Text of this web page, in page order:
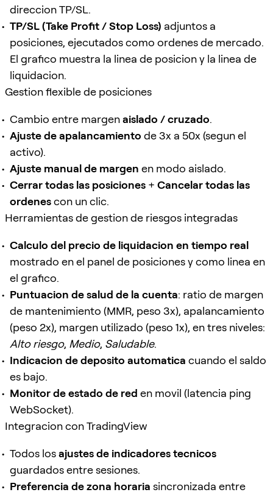
direccion TP/SL.
TP/SL (Take Profit / Stop Loss) adjuntos a
posiciones, ejecutados como ordenes de mercado.
El grafico muestra la linea de posicion y la linea de
liquidacion.
Gestion flexible de posiciones
Cambio entre margenaislado / cruzado.
Ajuste de apalancamiento de 3x a 50x (segun el
activo).
Ajuste manual de margen en modo aislado.
Cerrar todas las posiciones + Cancelar todas las
ordenescon un clic.
Herramientas de gestion de riesgos integradas
Calculo del precio de liquidacion en tiempo real
mostrado en el panel de posiciones y como linea en
el grafico.
Puntuacion de salud de la cuenta: ratio de margen
de mantenimiento (MMR, peso 3x), apalancamiento
(peso 2x), margen utilizado (peso 1x), en tres niveles:
Alto riesgo, Medio, Saludable.
Indicacion de deposito automatica cuando el saldo
es bajo.
Monitor de estado de red en movil (latencia ping
WebSocket).
Integracion con TradingView
Todos losajustes de indicadores tecnicos
guardados entre sesiones.
Preferencia de zona horaria sincronizada entre